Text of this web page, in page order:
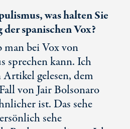
was halten Sie
spanischen Vox?
bei Vox von
sprechen kann. Ich
Artikel gelesen, dem
von Jair Bolsonaro
ist. Das sehe
sehe